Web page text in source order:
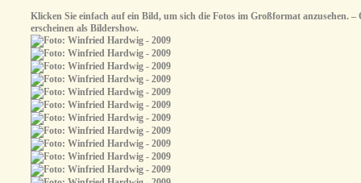
Klicken Sie einfach auf ein Bild, um sich die Fotos im Großformat anzusehen. –
erscheinen als Bildershow.